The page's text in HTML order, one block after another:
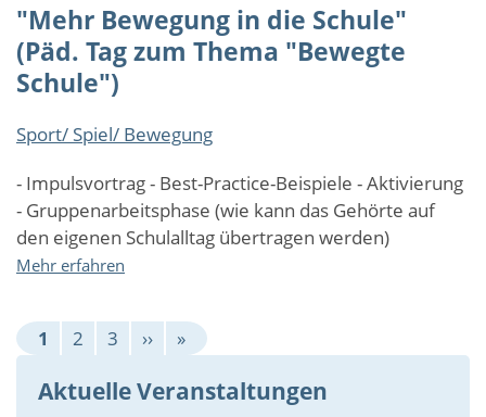
"Mehr Bewegung in die Schule"
(Päd. Tag zum Thema "Bewegte
Schule")
Sport/ Spiel/ Bewegung
- Impulsvortrag - Best-Practice-Beispiele - Aktivierung
- Gruppenarbeitsphase (wie kann das Gehörte auf
den eigenen Schulalltag übertragen werden)
Mehr erfahren
die
Schule"
(Päd.
Seitennummerierung
Aktuelle
Seite
1 Page
2 Page
3
Nächste
Seite
››
Letzte
Seite
»
Aktuelle Veranstaltungen